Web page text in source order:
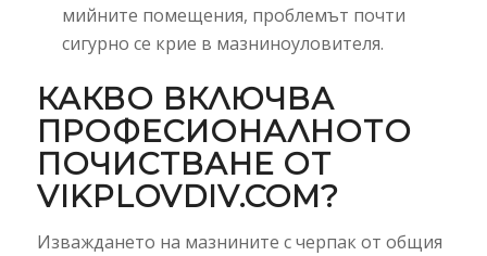
мийните помещения, проблемът почти
сигурно се крие в мазниноуловителя.
КАКВО ВКЛЮЧВА
ПРОФЕСИОНАЛНОТО
ПОЧИСТВАНЕ ОТ
VIKPLOVDIV.COM?
Изваждането на мазнините с черпак от общия